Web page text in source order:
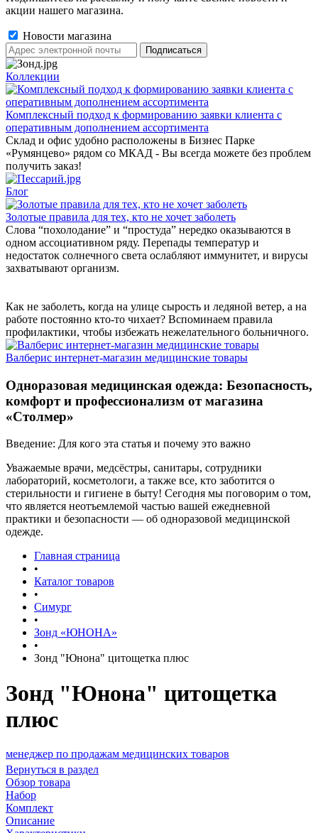
акции нашего магазина.
Новости магазина
Коллекции
Комплексный подход к формированию заявки клиента с
оперативным дополнением ассортимента
Склад и офис удобно расположены в Бизнес Парке
«Румянцево» рядом со МКАД - Вы всегда можете без проблем
получить заказ!
Блог
Золотые правила для тех, кто не хочет заболеть
Слова “похолодание” и “простуда” нередко оказываются в
одном ассоциативном ряду. Перепады температур и
недостаток солнечного света ослабляют иммунитет, и вирусы
захватывают организм.
Как не заболеть, когда на улице сырость и ледяной ветер, а на
работе постоянно кто-то чихает? Вспоминаем правила
профилактики, чтобы избежать нежелательного больничного.
Валберис интернет-магазин медицинские товары
Одноразовая медицинская одежда: Безопасность,
комфорт и профессионализм от магазина
«Столмер»
Введение: Для кого эта статья и почему это важно
Уважаемые врачи, медсёстры, санитары, сотрудники
лабораторий, косметологи, а также все, кто заботится о
стерильности и гигиене в быту! Сегодня мы поговорим о том,
что является неотъемлемой частью вашей ежедневной
практики и безопасности — об одноразовой медицинской
одежде.
Главная страница
•
Каталог товаров
•
Симург
•
Зонд «ЮНОНА»
•
Зонд "Юнона" цитощетка плюс
Зонд "Юнона" цитощетка
плюс
по продажам медицинских товаров
Вернуться в раздел
Обзор товара
Набор
Комплект
Описание